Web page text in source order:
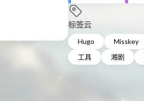
标签云
Hugo Misskey
工具
湘剧